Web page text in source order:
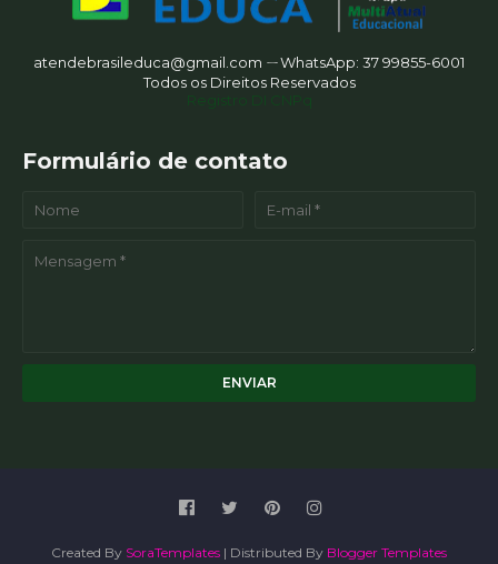
atendebrasileduca@gmail.com ㄧWhatsApp: 37 99855-6001
Todos os Direitos Reservados
Registro DI CNPq
Formulário de contato
Created By SoraTemplates | Distributed By Blogger Templates